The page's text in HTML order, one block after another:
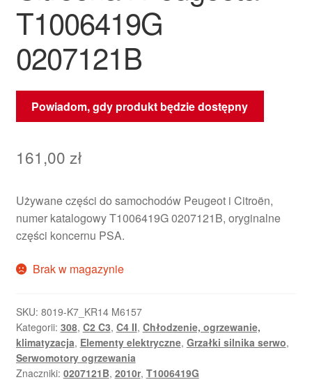
T1006419G
0207121B
Powiadom, gdy produkt będzie dostępny
161,00 zł
Używane części do samochodów Peugeot i Citroën,
numer katalogowy T1006419G 0207121B, oryginalne
części koncernu PSA.
Brak w magazynie
SKU: 8019-K7_KR14 M6157
Kategorii: 308, C2 C3, C4 II, Chłodzenie, ogrzewanie,
klimatyzacja, Elementy elektryczne, Grzałki silnika serwo,
Serwomotory ogrzewania
Znaczniki: 0207121B, 2010r, T1006419G